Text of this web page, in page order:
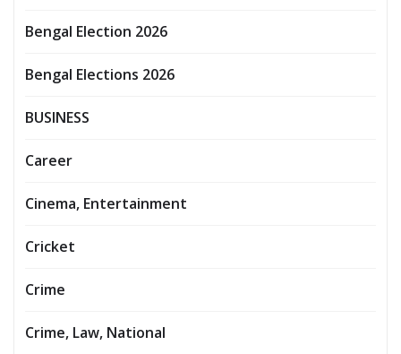
Bengal Election 2026
Bengal Elections 2026
BUSINESS
Career
Cinema, Entertainment
Cricket
Crime
Crime, Law, National